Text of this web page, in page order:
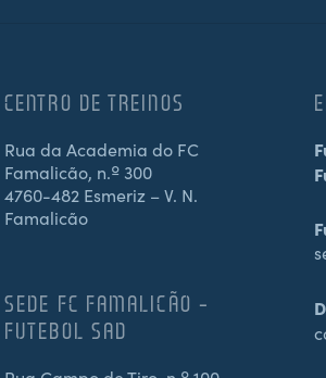
CENTRO DE TREINOS
Rua da Academia do FC
Famalicão, n.º 300
4760-482 Esmeriz – V. N.
Famalicão
SEDE FC FAMALICÃO –
FUTEBOL SAD